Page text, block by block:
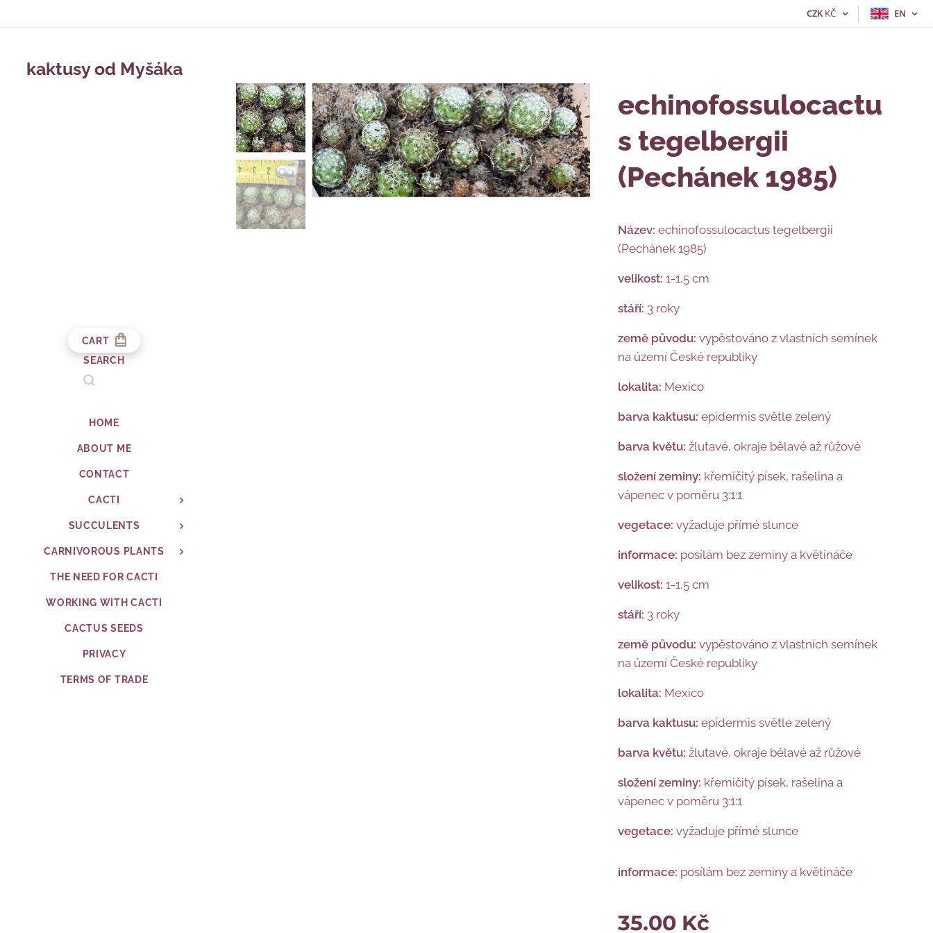
CZK KČ EN
kaktusy od Myšáka
CART
SEARCH
HOME
ABOUT ME
CONTACT
CACTI
SUCCULENTS
CARNIVOROUS PLANTS
THE NEED FOR CACTI
WORKING WITH CACTI
CACTUS SEEDS
PRIVACY
TERMS OF TRADE
echinofossulocactu
s tegelbergii
(Pechánek 1985)
Název: echinofossulocactus tegelbergii
(Pechánek 1985)
velikost: 1-1,5 cm
stáří: 3 roky
země původu: vypěstováno z vlastních semínek
na území České republiky
lokalita: Mexico
barva kaktusu: epidermis světle zelený
barva květu: žlutavé, okraje bělavé až růžové
složení zeminy: křemičitý písek, rašelina a
vápenec v poměru 3:1:1
vegetace: vyžaduje přímé slunce
informace: posílám bez zeminy a květináče
velikost: 1-1,5 cm
stáří: 3 roky
země původu: vypěstováno z vlastních semínek
na území České republiky
lokalita: Mexico
barva kaktusu: epidermis světle zelený
barva květu: žlutavé, okraje bělavé až růžové
složení zeminy: křemičitý písek, rašelina a
vápenec v poměru 3:1:1
vegetace: vyžaduje přímé slunce
informace: posílám bez zeminy a květináče
35.00 Kč